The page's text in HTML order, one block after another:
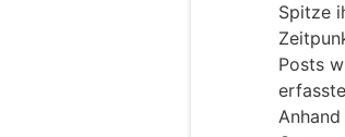
Spitze
Posts